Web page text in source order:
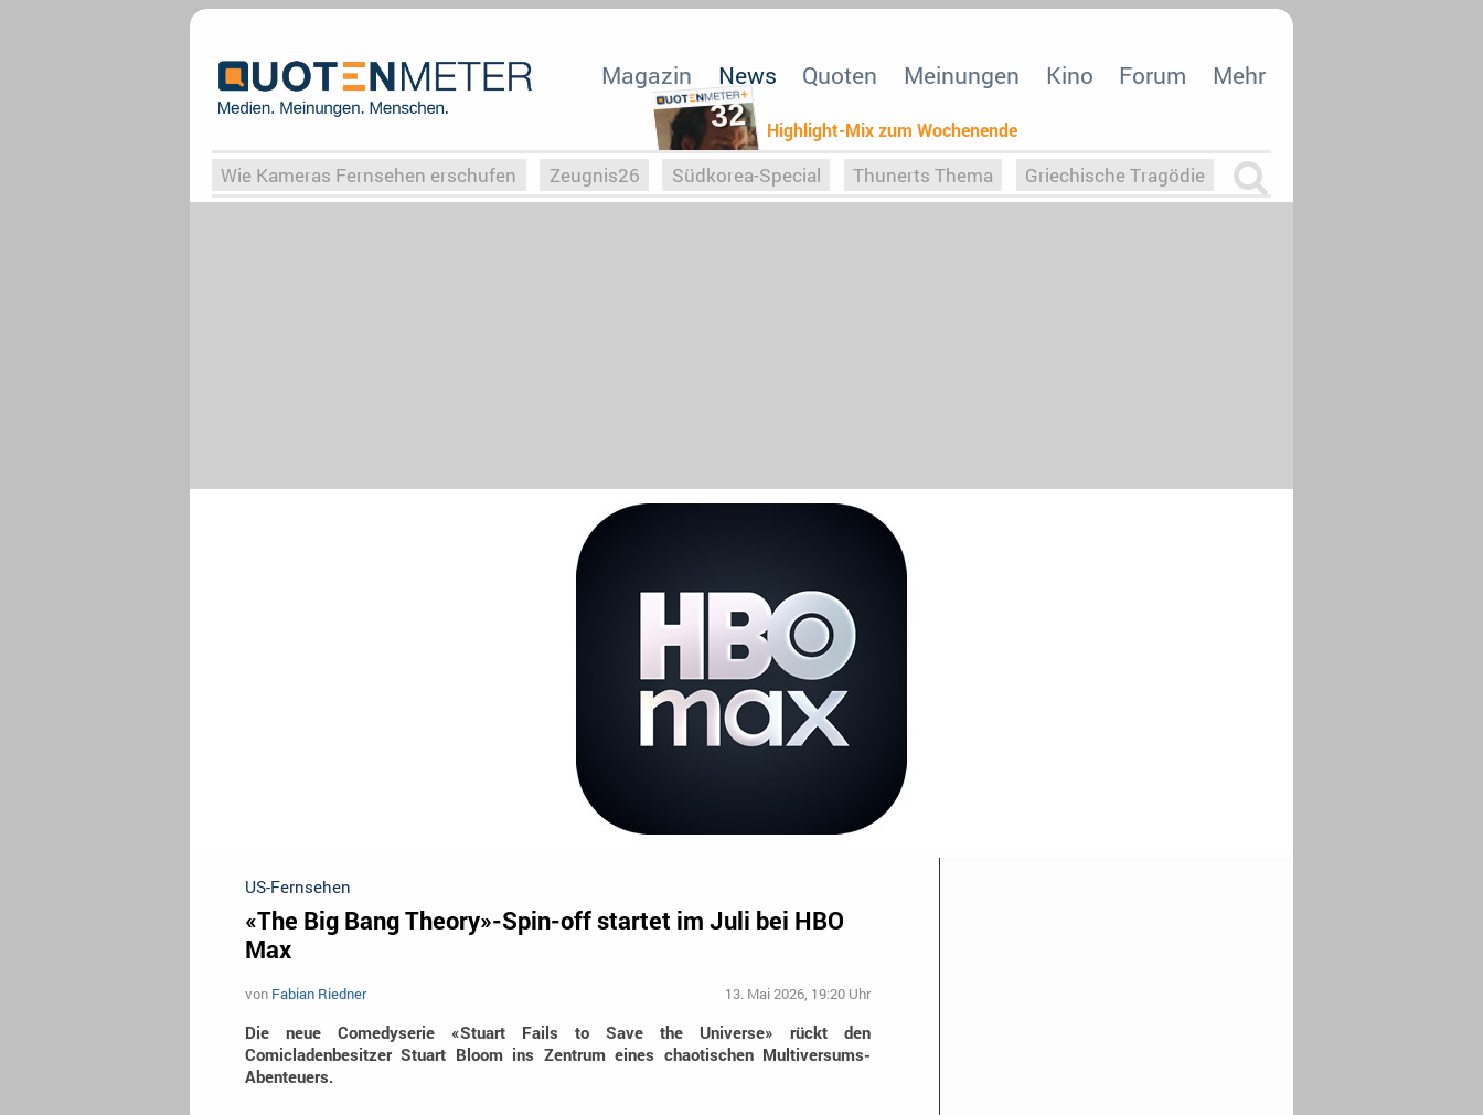
32 Highlight-Mix zum Wochenende
Magazin News Quoten Meinungen Kino Forum Mehr
Wie Kameras Fernsehen erschufen Zeugnis26 Südkorea-Special Thunerts Thema Griechische Tragödie
US-Fernsehen
«The Big Bang Theory»-Spin-off startet im Juli bei HBO
Max
von Fabian Riedner 13. Mai 2026, 19:20 Uhr
Die neue Comedyserie «Stuart Fails to Save the Universe» rückt den
Comicladenbesitzer Stuart Bloom ins Zentrum eines chaotischen Multiversums-
Abenteuers.